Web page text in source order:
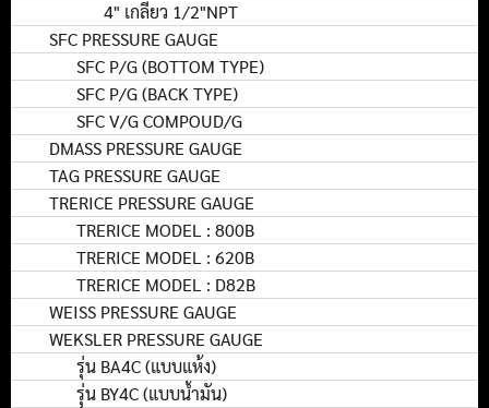
4" เกลียว 1/2"NPT
SFC PRESSURE GAUGE
SFC P/G (BOTTOM TYPE)
SFC P/G (BACK TYPE)
SFC V/G COMPOUD/G
DMASS PRESSURE GAUGE
TAG PRESSURE GAUGE
TRERICE PRESSURE GAUGE
TRERICE MODEL : 800B
TRERICE MODEL : 620B
TRERICE MODEL : D82B
WEISS PRESSURE GAUGE
WEKSLER PRESSURE GAUGE
รุ่น BA4C (แบบแห้ง)
รุุ่น BY4C (แบบน้ำมัน)